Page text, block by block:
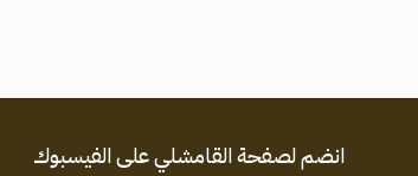
انضم لصفحة القامشلي على الفيسبوك